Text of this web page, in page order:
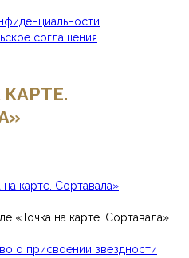
соглашения
карте. Сортавала»
«Точка на карте. Сортавала»
о присвоении звездности